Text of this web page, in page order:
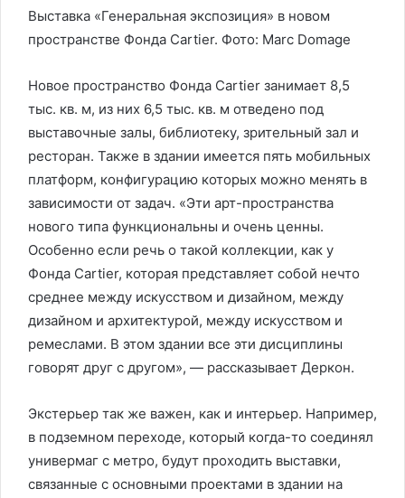
Выставка «Генеральная экспозиция» в новом
пространстве Фонда Cartier. Фото: Marc Domage
Новое пространство Фонда Cartier занимает 8,5
тыс. кв. м, из них 6,5 тыс. кв. м отведено под
выставочные залы, библиотеку, зрительный зал и
ресторан. Также в здании имеется пять мобильных
платформ, конфигурацию которых можно менять в
зависимости от задач. «Эти арт-пространства
нового типа функциональны и очень ценны.
Особенно если речь о такой коллекции, как у
Фонда Cartier, которая представляет собой нечто
среднее между искусством и дизайном, между
дизайном и архитектурой, между искусством и
ремеслами. В этом здании все эти дисциплины
говорят друг с другом», — рассказывает Деркон.
Экстерьер так же важен, как и интерьер. Например,
в подземном переходе, который когда-то соединял
универмаг с метро, будут проходить выставки,
связанные с основными проектами в здании на